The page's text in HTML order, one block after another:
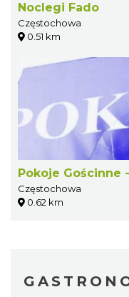
Noclegi Fado
Częstochowa
0.51 km
Pokoje Gościnne
Częstochowa
0.62 km